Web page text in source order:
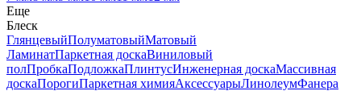
Еще
Блеск
ГлянцевыйПолуматовыйМатовый
ЛаминатПаркетная доскаВиниловый
полПробкаПодложкаПлинтусИнженерная доскаМассивная
доскаПорогиПаркетная химияАксессуарыЛинолеумФанера